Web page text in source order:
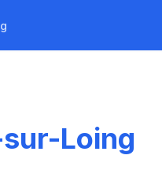
Loing